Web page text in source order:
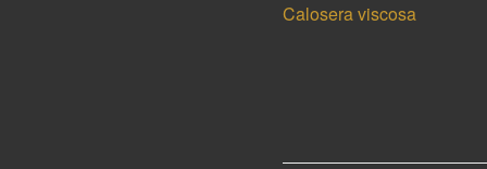
Calosera viscosa